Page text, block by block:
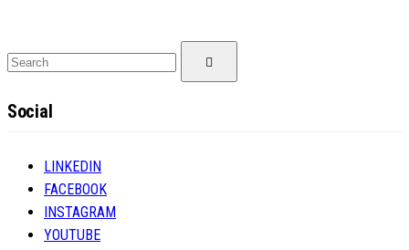
Search
for:
Social
LINKEDIN
FACEBOOK
INSTAGRAM
YOUTUBE